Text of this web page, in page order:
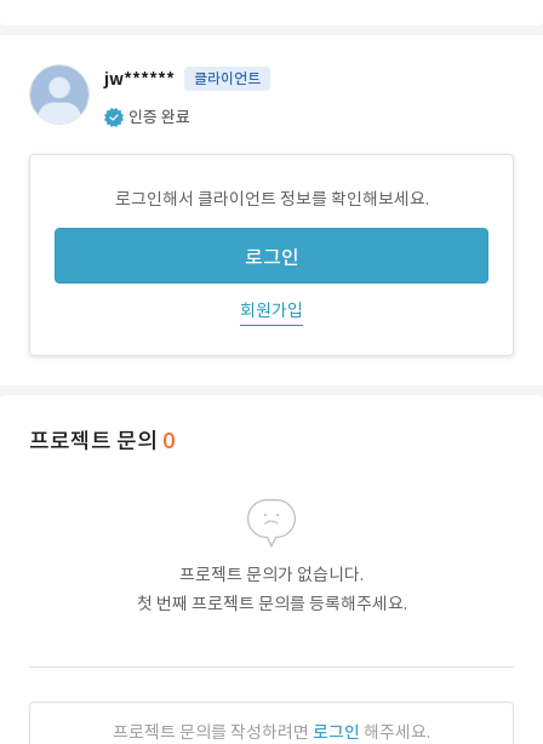
jw****** 클라이언트
인증 완료
로그인해서 클라이언트 정보를 확인해보세요.
로그인
회원가입
프로젝트 문의 0
프로젝트 문의가 없습니다.
첫 번째 프로젝트 문의를 등록해주세요.
프로젝트 문의를 작성하려면 로그인 해주세요.